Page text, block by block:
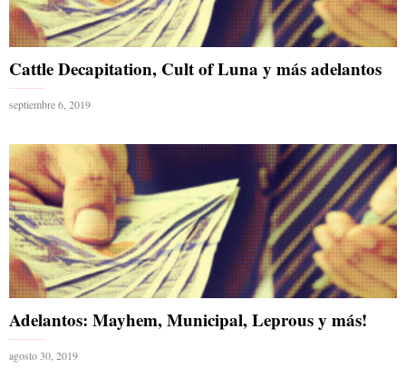
Cattle Decapitation, Cult of Luna y más adelantos
septiembre 6, 2019
Adelantos: Mayhem, Municipal, Leprous y más!
agosto 30, 2019